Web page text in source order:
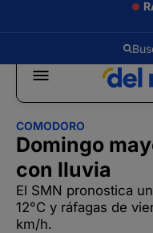
COMODORO
Domingo
con lluvia
El SMN pronostica
12°C y ráfagas de
km/h.